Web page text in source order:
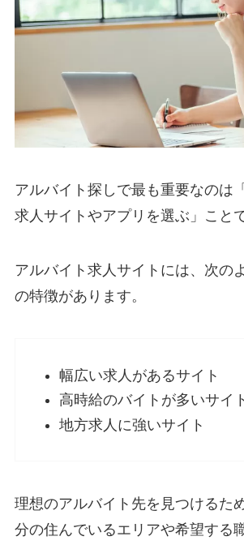
アルバイト探しで最も重要なのは「
求人サイトやアプリを選ぶ」ことで
アルバイト求人サイトには、次の
の特徴があります。
幅広い求人があるサイト
高時給のバイトが多いサイ
地方求人に強いサイト
理想のアルバイト先を見つけるた
分の住んでいるエリアや希望する